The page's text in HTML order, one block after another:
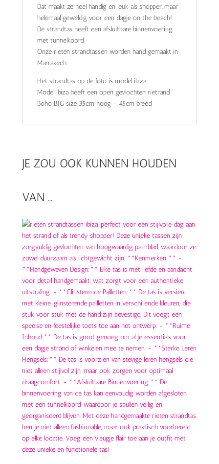
Dat maakt ze heel handig en leuk als shopper…maar
helemaal geweldig voor een dagje on the beach!
De strandtas heeft een afsluitbare binnenvoering
met tunnelkoord.
Onze rieten strandtassen worden hand gemaakt in
Marrakech.
Het strandtas op de foto is model ibiza
Model ibiza heeft een open gevlochten rietrand
Boho BIG size 35cm hoog – 45cm breed
JE ZOU OOK KUNNEN HOUDEN
VAN …